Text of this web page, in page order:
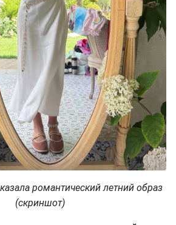
романтический летний образ
(скриншот)